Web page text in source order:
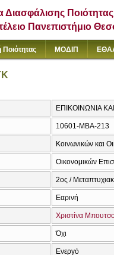
Διασφάλισης Ποιότητας
Πανεπιστήμιο
Ποιότητας ΜΟΔΙΠ
ΕΠΙΚΟΙΝΩΝΙΑ
10601-MBA-213
Κοινωνικών και
Οικονομικών
2ος /
Εαρινή
Χριστίνα
Όχι
Ενεργό